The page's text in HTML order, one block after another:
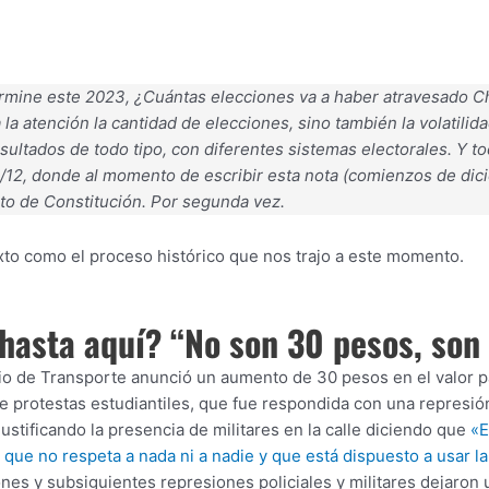
este 2023, ¿Cuántas elecciones va a haber atravesado
la atención la cantidad de elecciones, sino también la
de todo tipo, con diferentes sistemas electorales. Y
donde al momento de escribir esta nota (comienzos de
de Constitución. Por segunda vez.
como el proceso histórico que nos trajo a este momento.
aquí? “No son 30 pesos,
de Transporte anunció un aumento de 30 pesos en el valor
protestas estudiantiles, que fue respondida con una
la presencia de militares en la calle diciendo que
no respeta a nada ni a nadie y que está dispuesto a usar
y subsiguientes represiones policiales y militares dejaron